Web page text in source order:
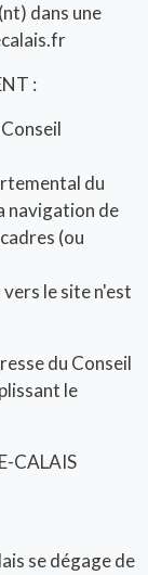
dans une
:
du
navigation de
(ou
le site n'est
du Conseil
le
CALAIS
se dégage de